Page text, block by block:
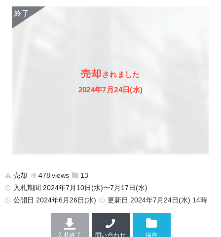
売却 されました
2024年7月24日(水)
売却 478
13
入札期間 2024年7月10日(水)〜7月17日(水)
公開日 2024年6月26日(水) 更新日 2024年7月24日(水) 14時
入札終了 問い合わせ